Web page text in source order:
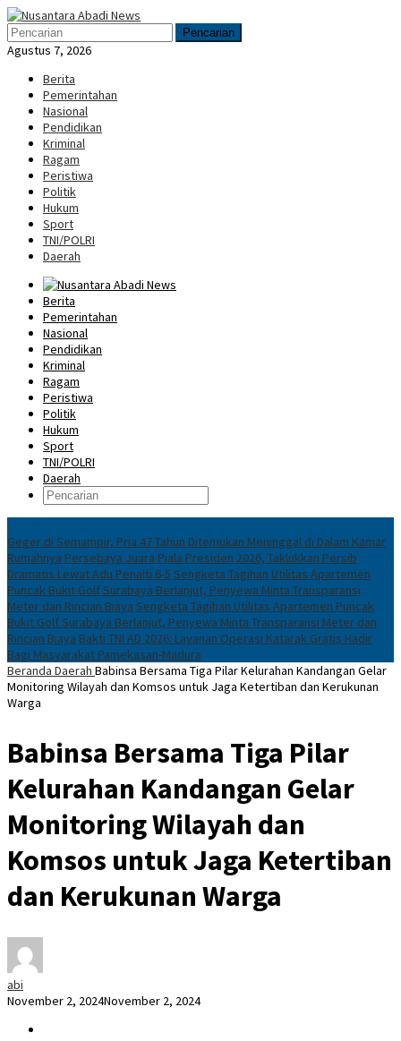
Loncat
ke
konten
Menu
Mobile
Pencarian
Agustus 7, 2026
Berita
Pemerintahan
Nasional
Pendidikan
Kriminal
Ragam
Peristiwa
Politik
Hukum
Sport
TNI/POLRI
Daerah
Berita
Pemerintahan
Nasional
Pendidikan
Kriminal
Ragam
Peristiwa
Politik
Hukum
Sport
TNI/POLRI
Daerah
Geger di Semampir, Pria 47 Tahun Ditemukan Meninggal di Dalam Kamar
Rumahnya Persebaya Juara Piala Presiden 2026, Taklukkan Persib
Dramatis Lewat Adu Penalti 6-5 Sengketa Tagihan Utilitas Apartemen
Puncak Bukit Golf Surabaya Berlanjut, Penyewa Minta Transparansi
Meter dan Rincian Biaya Sengketa Tagihan Utilitas Apartemen Puncak
Bukit Golf Surabaya Berlanjut, Penyewa Minta Transparansi Meter dan
Rincian Biaya Bakti TNI AD 2026: Layanan Operasi Katarak Gratis Hadir
Bagi Masyarakat Pamekasan-Madura
Beranda Daerah Babinsa Bersama Tiga Pilar Kelurahan Kandangan Gelar
Monitoring Wilayah dan Komsos untuk Jaga Ketertiban dan Kerukunan
Warga
Babinsa Bersama Tiga Pilar
Kelurahan Kandangan Gelar
Monitoring Wilayah dan
Komsos untuk Jaga Ketertiban
dan Kerukunan Warga
abi
November 2, 2024November 2, 2024